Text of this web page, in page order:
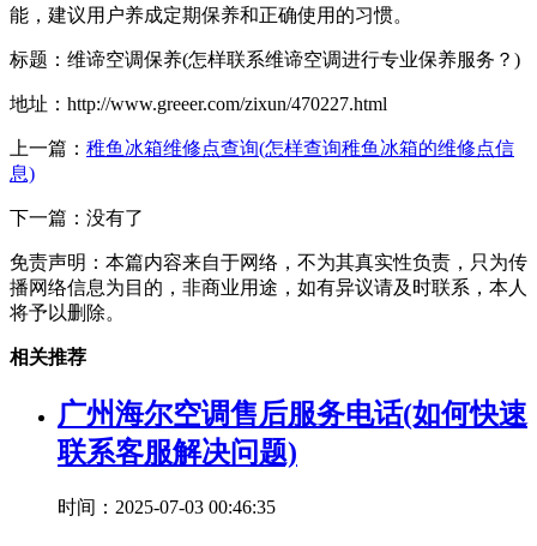
能，建议用户养成定期保养和正确使用的习惯。
标题：维谛空调保养(怎样联系维谛空调进行专业保养服务？)
地址：http://www.greeer.com/zixun/470227.html
上一篇： 稚鱼冰箱维修点查询(怎样查询稚鱼冰箱的维修点信
息)
下一篇：没有了
免责声明：本篇内容来自于网络，不为其真实性负责，只为传
播网络信息为目的，非商业用途，如有异议请及时联系，本人
将予以删除。
相关推荐
广州海尔空调售后服务电话(如何快速
联系客服解决问题)
时间：2025-07-03 00:46:35